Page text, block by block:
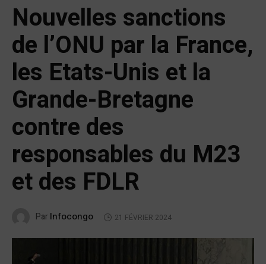
Nouvelles sanctions
de l’ONU par la France,
les Etats-Unis et la
Grande-Bretagne
contre des
responsables du M23
et des FDLR
Par Infocongo 21 FÉVRIER 2024